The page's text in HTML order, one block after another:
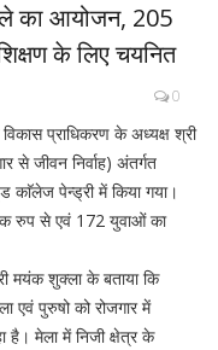
का आयोजन, 205
के लिए चयनित
0
प्राधिकरण के अध्यक्ष श्री
से जीवन निर्वाह) अंतर्गत
काॅलेज पेन्ड्री में किया गया।
रुप से एवं 172 युवाओं का
मयंक शुक्ला के बताया कि
एवं पुरुषो को रोजगार में
है। मेला में निजी क्षेत्र के